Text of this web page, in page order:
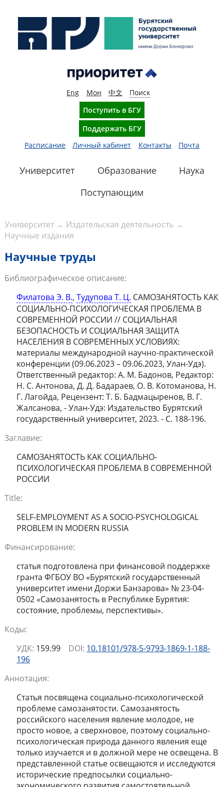
Eng Мон 中文
Поиск
Поступить в БГУ
Поддержать БГУ
Расписание
Личный кабинет Контакты Почта
Университет Образование
Наука
Поступающим
Университет→ Издательская деятельность→
Научные издания
Научные труды
Библиографическое описание:
Филатова Э. В., Тудупова Т. Ц. САМОЗАНЯТОСТЬ КАК
СОЦИАЛЬНО-ПСИХОЛОГИЧЕСКАЯ ПРОБЛЕМА В
СОВРЕМЕННОЙ РОССИИ // СОЦИАЛЬНАЯ
БЕЗОПАСНОСТЬ И СОЦИАЛЬНАЯ ЗАЩИТА
НАСЕЛЕНИЯ В СОВРЕМЕННЫХ УСЛОВИЯХ:
материалы международной научно-практической
конференции (09.06.2023 – 09.06.2023, Улан-Удэ).
Ответственный редактор: А. М. Бадонов, Редактор:
Н. С. Антонова, Д. Д. Бадараев, О. В. Котоманова, Н.
Г. Лагойда, Рецензент: Т. Б. Бадмацыренов, В. Г.
Жалсанова, - Улан-Удэ: Издательство Бурятский
государственный университет, 2023. - С. 188-196.
Заглавие:
САМОЗАНЯТОСТЬ КАК СОЦИАЛЬНО-
ПСИХОЛОГИЧЕСКАЯ ПРОБЛЕМА В СОВРЕМЕННОЙ
РОССИИ
Title:
SELF-EMPLOYMENT AS A SOCIO-PSYCHOLOGICAL
PROBLEM IN MODERN RUSSIA
Финансирование:
статья подготовлена при финансовой поддержке
гранта ФГБОУ ВО «Бурятский государственный
университет имени Доржи Банзарова» № 23-04-
0502 «Самозанятость в Республике Бурятия:
состояние, проблемы, перспективы».
Коды:
УДК: 159.99 DOI: 10.18101/978-5-9793-1869-1-188-
196
Аннотация:
Статья посвящена социально-психологической
проблеме самозанятости. Самозанятость
российского населения явление молодое, не
просто новое, а сверхновое, поэтому социально-
психологическая природа данного явления еще
только изучается и в должной мере не освещена. В
представленной статье освещаются и исследуются
исторические предпосылки социально-